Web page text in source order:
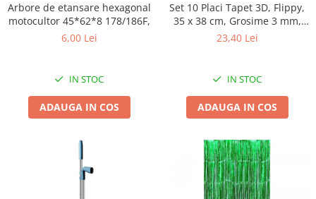
tocat carne
Autocolant de bucatarie
Dozatoare
Fete de masa
Fierbatoare
Genti Termoizolante Mancare
Magneti de frigider
Arbore de etansare hexagonal
motocultor 45*62*8 178/186F,
6,00 Lei
IN STOC
ADAUGA IN COS
Set 10 Placi Tapet 3D, Flippy,
35 x 38 cm, Grosime 3 mm,
din Polietilena, Model
23,40 Lei
IN STOC
ADAUGA IN COS